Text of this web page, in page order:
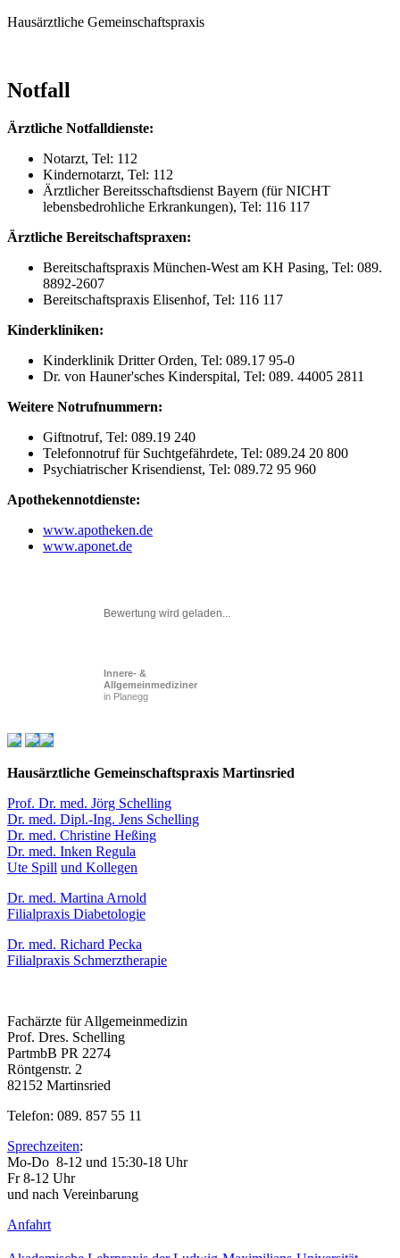
Hausärztliche Gemeinschaftspraxis
Notfall
Ärztliche Notfalldienste:
Notarzt, Tel: 112
Kindernotarzt, Tel: 112
Ärztlicher Bereitsschaftsdienst Bayern (für NICHT
lebensbedrohliche Erkrankungen), Tel: 116 117
Ärztliche Bereitschaftspraxen:
Bereitschaftspraxis München-West am KH Pasing, Tel: 089.
8892-2607
Bereitschaftspraxis Elisenhof, Tel: 116 117
Kinderkliniken:
Kinderklinik Dritter Orden, Tel: 089.17 95-0
Dr. von Hauner'sches Kinderspital, Tel: 089. 44005 2811
Weitere Notrufnummern:
Giftnotruf, Tel: 089.19 240
Telefonnotruf für Suchtgefährdete, Tel: 089.24 20 800
Psychiatrischer Krisendienst, Tel: 089.72 95 960
Apothekennotdienste:
www.apotheken.de
www.aponet.de
Bewertung wird geladen...
Innere- &
Allgemeinmediziner
in Planegg
Hausärztliche Gemeinschaftspraxis Martinsried
Prof. Dr. med. Jörg Schelling
Dr. med. Dipl.-Ing. Jens Schelling
Dr. med. Christine Heßing
Dr. med. Inken Regula
Ute Spill und Kollegen
Dr. med. Martina Arnold
Filialpraxis Diabetologie
Dr. med. Richard Pecka
Filialpraxis Schmerztherapie
Fachärzte für Allgemeinmedizin
Prof. Dres. Schelling
PartmbB PR 2274
Röntgenstr. 2
82152 Martinsried
Telefon: 089. 857 55 11
Sprechzeiten:
Mo-Do 8-12 und 15:30-18 Uhr
Fr 8-12 Uhr
und nach Vereinbarung
Anfahrt